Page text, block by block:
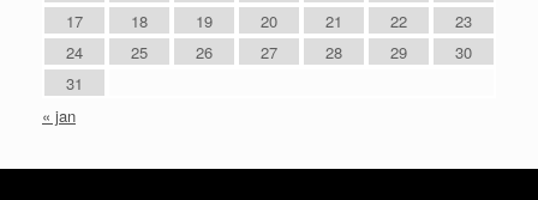
17
18 19 20 21 22
23
24
25 26 27 28 29
30
31
« jan